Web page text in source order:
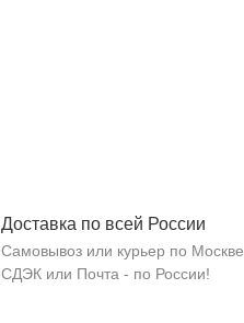
Доставка по всей России
Самовывоз или курьер по Москве.
СДЭК или Почта - по России!